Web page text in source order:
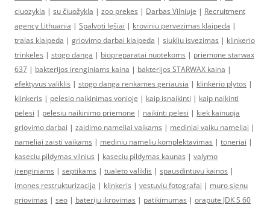
ciuozykla | su čiuožykla | zoo prekes | Darbas Vilniuje | Recruitment
agency Lithuania | Spalvoti lęšiai | kroviniu pervezimas klaipeda |
tralas klaipeda | griovimo darbai klaipeda | siukliu isvezimas | klinkerio
trinkeles | stogo danga | biopreparatai nuotekoms | priemone starwax
637 | bakterijos irenginiams kaina | bakterijos STARWAX kaina |
efektyvus valiklis | stogo danga renkames geriausia | klinkerio plytos |
klinkeris | pelesio naikinimas vonioje | kaip isnaikinti | kaip naikinti
pelesi | pelesiu naikinimo priemone | naikinti pelesi | kiek kainuoja
griovimo darbai | zaidimo nameliai vaikams | mediniai vaiku nameliai |
nameliai zaisti vaikams | mediniu nameliu komplektavimas | toneriai |
kaseciu pildymas vilnius | kaseciu pildymas kaunas | valymo
įrenginiams | septikams | tualeto valiklis | spausdintuvu kainos |
imones restrukturizacija | klinkeris | vestuviu fotografai | muro sienu
griovimas | seo | bateriju ikrovimas | patikimumas | orapute JDK S 60